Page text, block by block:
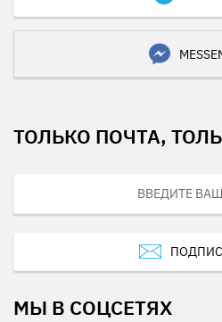
ТОЛЬКО ПОЧТА,
МЫ В СОЦСЕТЯХ